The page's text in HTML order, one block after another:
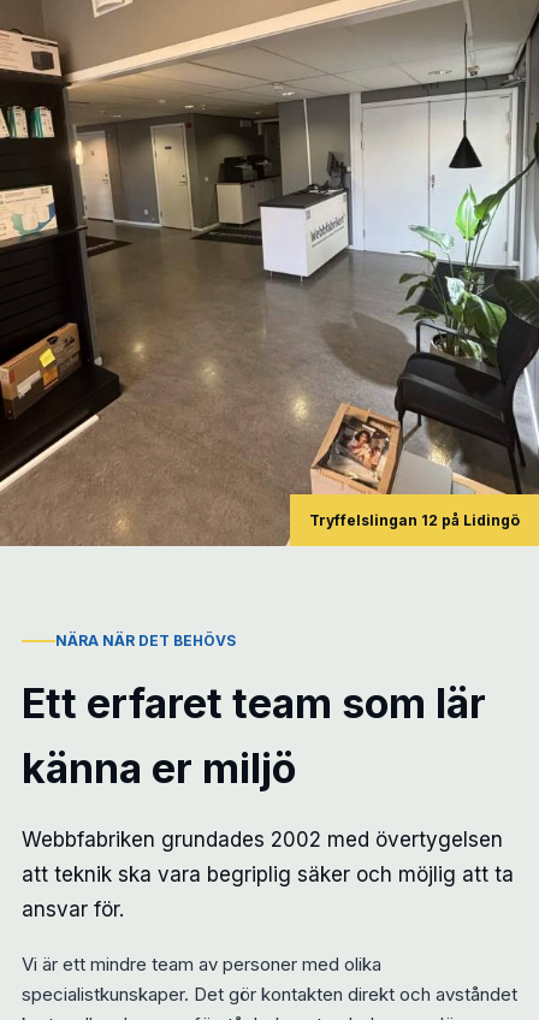
Tryffelslingan 12 på Lidingö
NÄRA NÄR DET BEHÖVS
Ett erfaret team som lär
känna er miljö
Webbfabriken grundades 2002 med övertygelsen
att teknik ska vara begriplig säker och möjlig att ta
ansvar för.
Vi är ett mindre team av personer med olika
specialistkunskaper. Det gör kontakten direkt och avståndet